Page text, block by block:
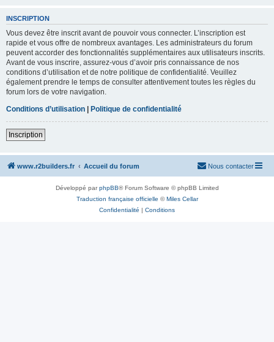
INSCRIPTION
Vous devez être inscrit avant de pouvoir vous connecter. L’inscription est
rapide et vous offre de nombreux avantages. Les administrateurs du forum
peuvent accorder des fonctionnalités supplémentaires aux utilisateurs inscrits.
Avant de vous inscrire, assurez-vous d’avoir pris connaissance de nos
conditions d’utilisation et de notre politique de confidentialité. Veuillez
également prendre le temps de consulter attentivement toutes les règles du
forum lors de votre navigation.
Conditions d’utilisation | Politique de confidentialité
Inscription
www.r2builders.fr Accueil du forum Nous contacter
Développé parphpBB® Forum Software © phpBB Limited
Traduction française officielle ©Miles Cellar
Confidentialité | Conditions